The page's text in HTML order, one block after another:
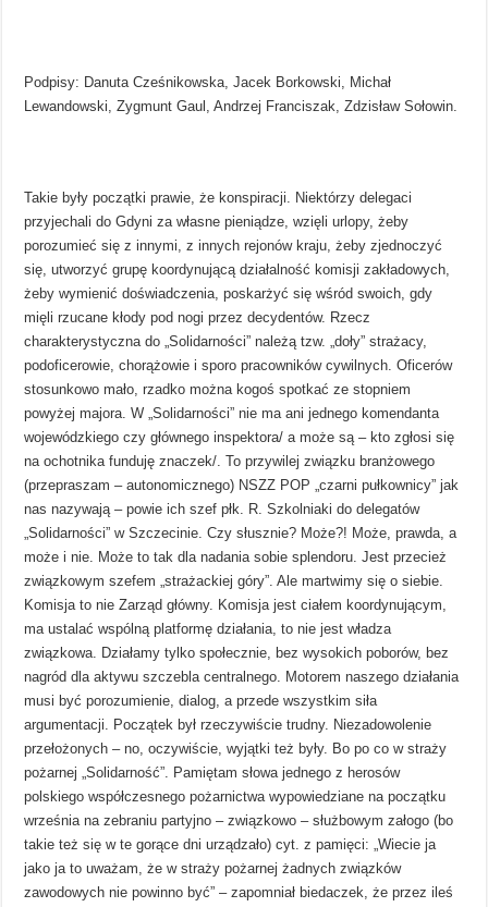
Podpisy: Danuta Cześnikowska, Jacek Borkowski, Michał
Lewandowski, Zygmunt Gaul, Andrzej Franciszak, Zdzisław Sołowin.
Takie były początki prawie, że konspiracji. Niektórzy delegaci
przyjechali do Gdyni za własne pieniądze, wzięli urlopy, żeby
porozumieć się z innymi, z innych rejonów kraju, żeby zjednoczyć
się, utworzyć grupę koordynującą działalność komisji zakładowych,
żeby wymienić doświadczenia, poskarżyć się wśród swoich, gdy
mięli rzucane kłody pod nogi przez decydentów. Rzecz
charakterystyczna do „Solidarności” należą tzw. „doły” strażacy,
podoficerowie, chorążowie i sporo pracowników cywilnych. Oficerów
stosunkowo mało, rzadko można kogoś spotkać ze stopniem
powyżej majora. W „Solidarności” nie ma ani jednego komendanta
wojewódzkiego czy głównego inspektora/ a może są – kto zgłosi się
na ochotnika funduję znaczek/. To przywilej związku branżowego
(przepraszam – autonomicznego) NSZZ POP „czarni pułkownicy” jak
nas nazywają – powie ich szef płk. R. Szkolniaki do delegatów
„Solidarności” w Szczecinie. Czy słusznie? Może?! Może, prawda, a
może i nie. Może to tak dla nadania sobie splendoru. Jest przecież
związkowym szefem „strażackiej góry”. Ale martwimy się o siebie.
Komisja to nie Zarząd główny. Komisja jest ciałem koordynującym,
ma ustalać wspólną platformę działania, to nie jest władza
związkowa. Działamy tylko społecznie, bez wysokich poborów, bez
nagród dla aktywu szczebla centralnego. Motorem naszego działania
musi być porozumienie, dialog, a przede wszystkim siła
argumentacji. Początek był rzeczywiście trudny. Niezadowolenie
przełożonych – no, oczywiście, wyjątki też były. Bo po co w straży
pożarnej „Solidarność”. Pamiętam słowa jednego z herosów
polskiego współczesnego pożarnictwa wypowiedziane na początku
września na zebraniu partyjno – związkowo – służbowym załogo (bo
takie też się w te gorące dni urządzało) cyt. z pamięci: „Wiecie ja
jako ja to uważam, że w straży pożarnej żadnych związków
zawodowych nie powinno być” – zapomniał biedaczek, że przez ileś